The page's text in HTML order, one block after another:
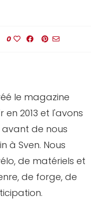
0
le magazine
en 2013 et l'avons
avant de nous
à Sven. Nous
de matériels et
de forge, de